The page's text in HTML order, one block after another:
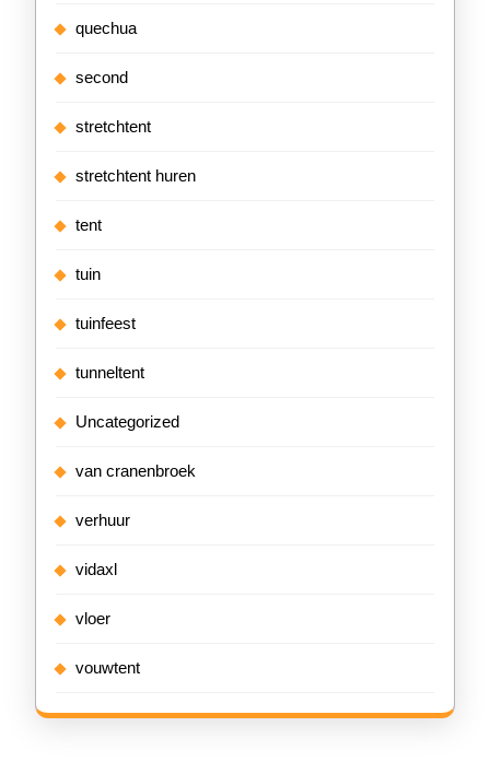
quechua
second
stretchtent
stretchtent huren
tent
tuin
tuinfeest
tunneltent
Uncategorized
van cranenbroek
verhuur
vidaxl
vloer
vouwtent